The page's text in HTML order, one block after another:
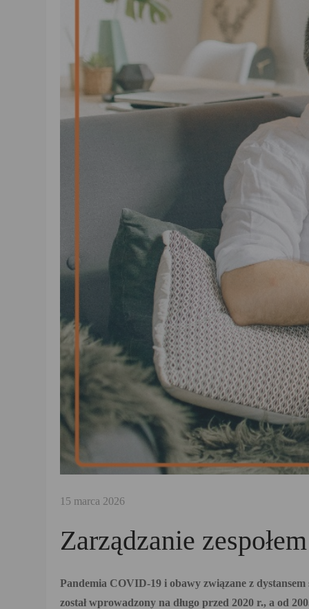
Zarządzanie
Pandemia COVID-19 i obawy związane z
został wprowadzony na długo przed 2020 r., a od